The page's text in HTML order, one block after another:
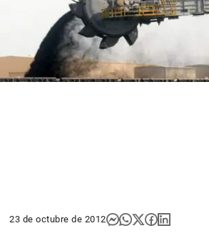
23 de octubre de 2012